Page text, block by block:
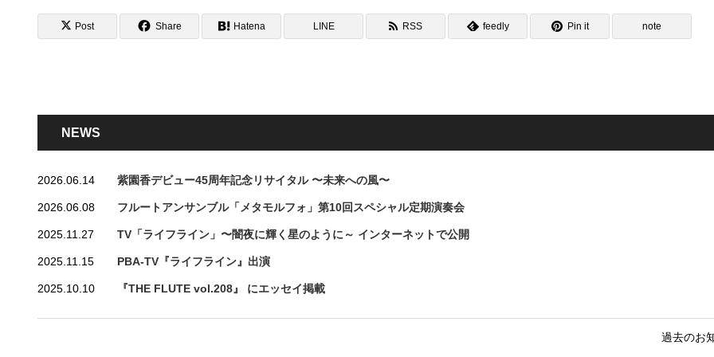
Post Share Hatena LINE RSS feedly Pin it note
NEWS
2026.06.14 紫園香デビュー45周年記念リサイタル 〜未来への風〜
2026.06.08 フルートアンサンブル「メタモルフォ」第10回スペシャル定期演奏会
2025.11.27 TV「ライフライン」〜闇夜に輝く星のように～ インターネットで公開
2025.11.15 PBA-TV『ライフライン』出演
2025.10.10 『THE FLUTE vol.208』 にエッセイ掲載
過去のお